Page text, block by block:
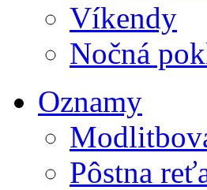
Víkendy
Nočná
Oznamy
Pôstna